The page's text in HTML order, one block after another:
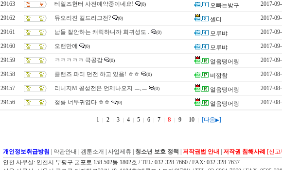
29163 테일즈헌터 사전예약중이네요! (0) 오빠는방구 2017-
29162 뮤오리진 길드리그전? (0) 셀디 2017-
29161 남들 잘안하는 캐릭하니까 희귀성도 . (0) 모루뱌 2017-
29160 오랜만에 (0) 모루뱌 2017-
29159 ㅋㅋㅋㅋㅋ 극공감 (0) 얼음떵어링 2017-
29158 클랜즈 파티 던전 하고 있음! ㅎㅎ (0) 비깜참 2017-
29157 리니지M 공성전은 언제나오지 ㅡ,ㅡ (0) 얼음떵어링 2017-
29156 청룡 너무귀엽다 ㅎㅎ (0) 얼음떵어링 2017-
1 2 3 4 5 6 7 8 9 10 [다음▶]
개인정보취급방침 약관안내 겜툰소개 사업제휴 청소년 보호 정책 저작권법 안내 저작권 침해사례
[신고
인천 사무실: 인천시 부평구 굴포로 158 502동 1802호 / TEL: 032-328-7660 / FAX: 032-328-7637